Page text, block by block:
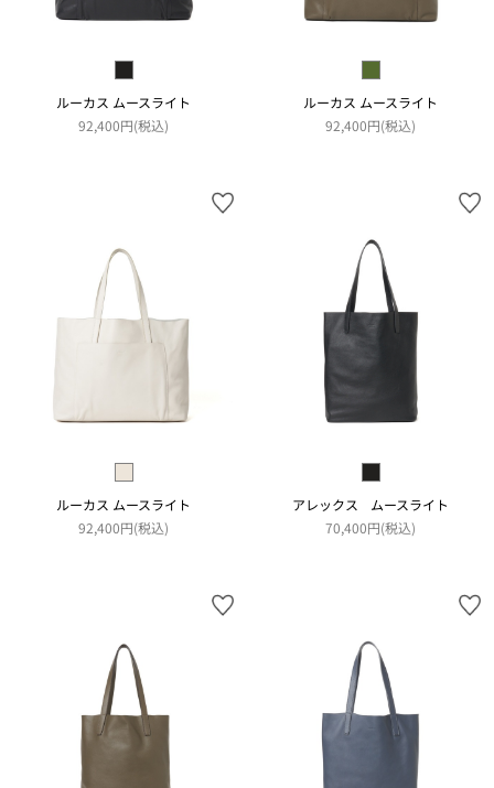
ルーカス ムースライト
92,400円(税込)
ルーカス ムースライト
92,400円(税込)
ルーカス ムースライト
92,400円(税込)
アレックス ムースライト
70,400円(税込)